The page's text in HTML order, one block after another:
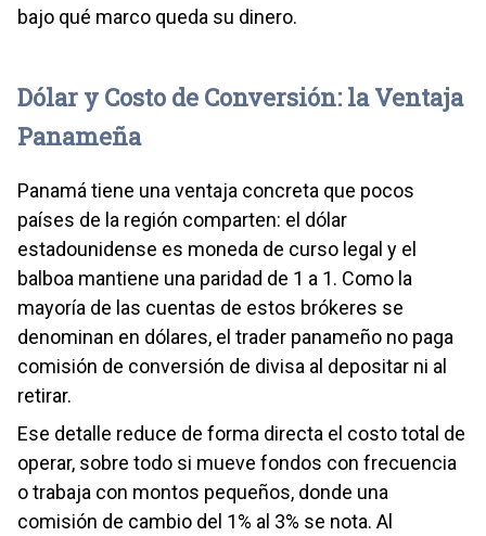
bajo qué marco queda su dinero.
Dólar y Costo de Conversión: la Ventaja
Panameña
Panamá tiene una ventaja concreta que pocos
países de la región comparten: el dólar
estadounidense es moneda de curso legal y el
balboa mantiene una paridad de 1 a 1. Como la
mayoría de las cuentas de estos brókeres se
denominan en dólares, el trader panameño no paga
comisión de conversión de divisa al depositar ni al
retirar.
Ese detalle reduce de forma directa el costo total de
operar, sobre todo si mueve fondos con frecuencia
o trabaja con montos pequeños, donde una
comisión de cambio del 1% al 3% se nota. Al